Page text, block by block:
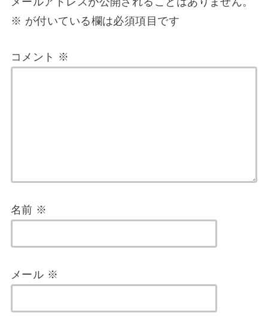
※ が付いている欄は必須項目です
コメント ※
名前 ※
メール ※